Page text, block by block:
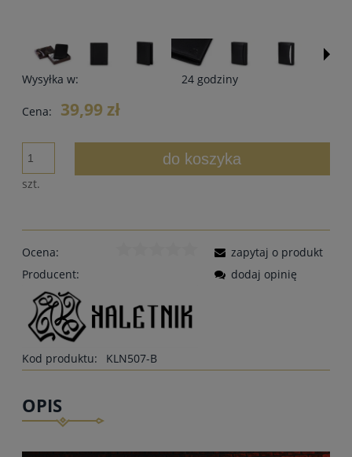
Wysyłka w: 24 godziny
Cena: 39,99 zł
szt.
do koszyka
Ocena:
Producent:
Kod produktu: KLN507-B
zapytaj o produkt
dodaj opinię
OPIS